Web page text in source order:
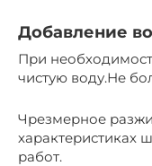
Добавление
При
чистую воду.Не
Чрезмерное
характеристиках
работ.